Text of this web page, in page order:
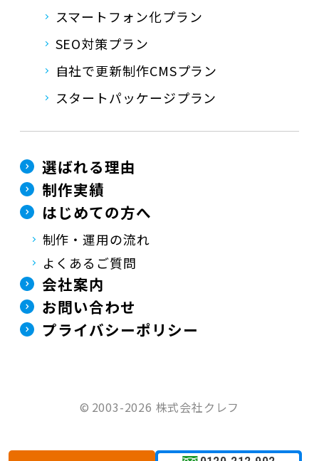
スマートフォン化プラン
SEO対策プラン
自社で更新制作CMSプラン
スタートパッケージプラン
選ばれる理由
制作実績
はじめての方へ
制作・運用の流れ
よくあるご質問
会社案内
お問い合わせ
プライバシーポリシー
© 2003-2026 株式会社クレフ